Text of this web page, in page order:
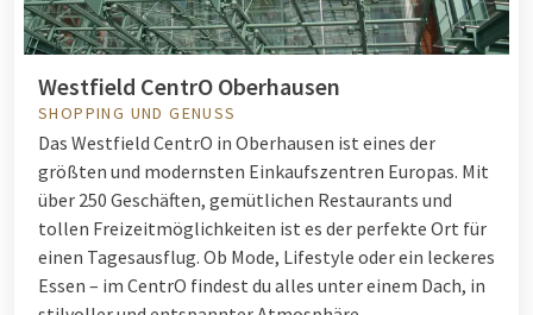
Westfield CentrO Oberhausen
SHOPPING UND GENUSS
Das Westfield CentrO in Oberhausen ist eines der
größten und modernsten Einkaufszentren Europas. Mit
über 250 Geschäften, gemütlichen Restaurants und
tollen Freizeitmöglichkeiten ist es der perfekte Ort für
einen Tagesausflug. Ob Mode, Lifestyle oder ein leckeres
Essen – im CentrO findest du alles unter einem Dach, in